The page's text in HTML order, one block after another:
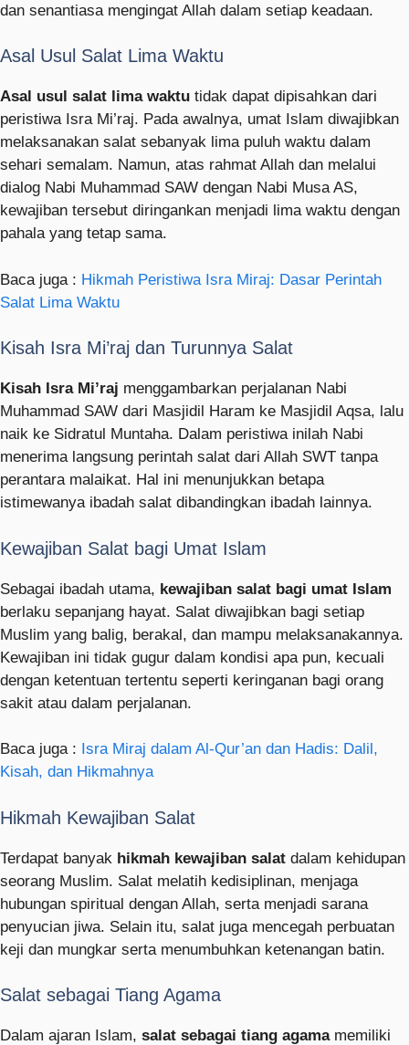
dan senantiasa mengingat Allah dalam setiap keadaan.
Asal Usul Salat Lima Waktu
Asal usul salat lima waktu tidak dapat dipisahkan dari
peristiwa Isra Mi’raj. Pada awalnya, umat Islam diwajibkan
melaksanakan salat sebanyak lima puluh waktu dalam
sehari semalam. Namun, atas rahmat Allah dan melalui
dialog Nabi Muhammad SAW dengan Nabi Musa AS,
kewajiban tersebut diringankan menjadi lima waktu dengan
pahala yang tetap sama.
Baca juga : Hikmah Peristiwa Isra Miraj: Dasar Perintah
Salat Lima Waktu
Kisah Isra Mi’raj dan Turunnya Salat
Kisah Isra Mi’raj menggambarkan perjalanan Nabi
Muhammad SAW dari Masjidil Haram ke Masjidil Aqsa, lalu
naik ke Sidratul Muntaha. Dalam peristiwa inilah Nabi
menerima langsung perintah salat dari Allah SWT tanpa
perantara malaikat. Hal ini menunjukkan betapa
istimewanya ibadah salat dibandingkan ibadah lainnya.
Kewajiban Salat bagi Umat Islam
Sebagai ibadah utama, kewajiban salat bagi umat Islam
berlaku sepanjang hayat. Salat diwajibkan bagi setiap
Muslim yang balig, berakal, dan mampu melaksanakannya.
Kewajiban ini tidak gugur dalam kondisi apa pun, kecuali
dengan ketentuan tertentu seperti keringanan bagi orang
sakit atau dalam perjalanan.
Baca juga : Isra Miraj dalam Al-Qur’an dan Hadis: Dalil,
Kisah, dan Hikmahnya
Hikmah Kewajiban Salat
Terdapat banyak hikmah kewajiban salat dalam kehidupan
seorang Muslim. Salat melatih kedisiplinan, menjaga
hubungan spiritual dengan Allah, serta menjadi sarana
penyucian jiwa. Selain itu, salat juga mencegah perbuatan
keji dan mungkar serta menumbuhkan ketenangan batin.
Salat sebagai Tiang Agama
Dalam ajaran Islam, salat sebagai tiang agamamemiliki